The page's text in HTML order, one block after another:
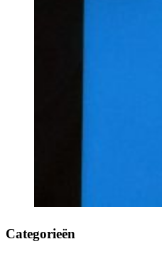
Categorieën